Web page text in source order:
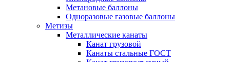
Метановые баллоны
Одноразовые газовые баллоны
Метизы
Металлические канаты
Канат грузовой
Канаты стальные ГОСТ